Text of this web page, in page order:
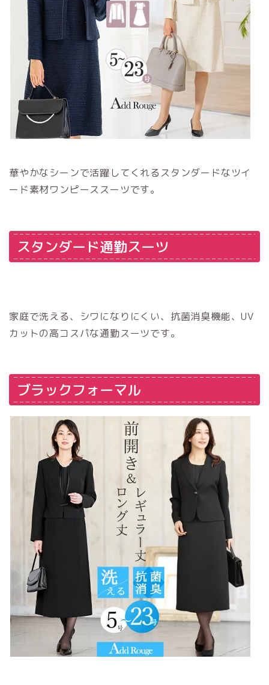
華やかなシーンで活躍してくれるスタンダードなツイ
ード素材ワンピーススーツです。
スタンダード通勤スーツ
家庭で洗える、シワになりにくい、抗菌消臭機能、UV
カットの高コスパな通勤スーツです。
ブラックフォーマル